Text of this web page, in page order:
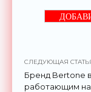
СЛЕДУЮЩАЯ
Бренд Bertone
работающим на